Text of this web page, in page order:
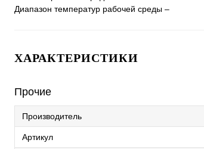
Диапазон температур рабочей среды –
ХАРАКТЕРИСТИКИ
Прочие
Производитель
Артикул